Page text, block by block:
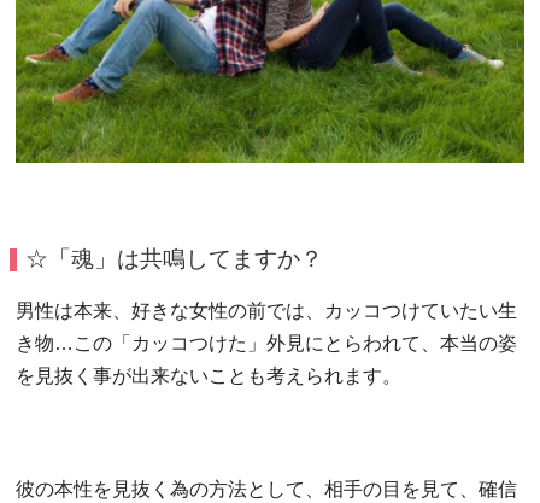
☆「魂」は共鳴してますか？
男性は本来、好きな女性の前では、カッコつけていたい生
き物…この「カッコつけた」外見にとらわれて、本当の姿
を見抜く事が出来ないことも考えられます。
彼の本性を見抜く為の方法として、相手の目を見て、確信